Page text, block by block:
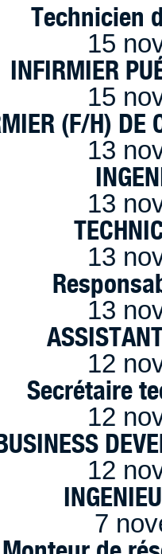
Technicien
15
INFIRMIER
15
(F/H) DE
13
13
13
13
12
Secrétaire
12
12
7